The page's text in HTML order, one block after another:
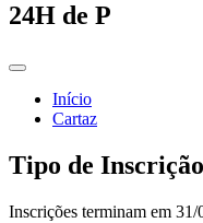
24H de P
Início
Cartaz
Tipo de Inscrição
Inscrições terminam em